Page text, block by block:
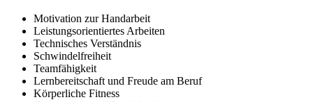
Motivation zur Handarbeit
Leistungsorientiertes Arbeiten
Technisches Verständnis
Schwindelfreiheit
Teamfähigkeit
Lernbereitschaft und Freude am Beruf
Körperliche Fitness